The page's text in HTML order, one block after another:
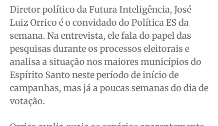
Gustavo Bastos
Jr Mignone (in memorian)
Wanda Sily
Publicidade Legal
Anuncie
Gustavo Bastos
Jr Mignone (in memorian)
Wanda Sily
Publicidade Legal
Anuncie
Gustavo Bastos
Jr Mignone (in memorian)
Wanda Sily
Publicidade Legal
Anuncie
Gustavo Bastos
Jr Mignone (in memorian)
Wanda Sily
Publicidade Legal
Anuncie
Diretor político da Futura Inteligência, José
Luiz Orrico é o convidado do Política ES da
semana. Na entrevista, ele fala do papel das
pesquisas durante os processos eleitorais e
analisa a situação nos maiores municípios do
Espírito Santo neste período de início de
campanhas, mas já a poucas semanas do dia de
votação.